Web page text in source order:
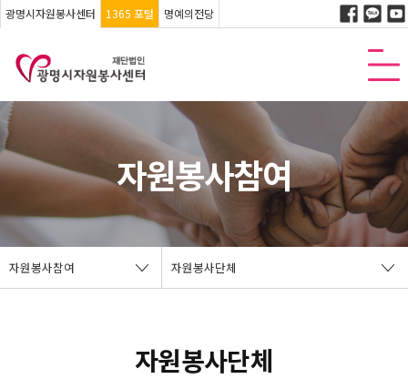
광명시자원봉사센터 1365 포털 명예의전당
자원봉사참여
자원봉사참여 자원봉사단체
자원봉사단체